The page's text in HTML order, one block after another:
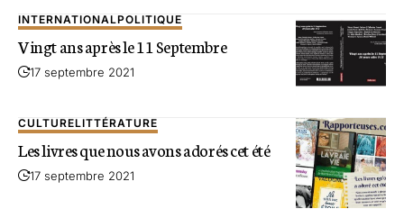
INTERNATIONALPOLITIQUE
Vingt ans après le 11 Septembre
17 septembre 2021
CULTURELITTÉRATURE
Les livres que nous avons adorés cet été
17 septembre 2021